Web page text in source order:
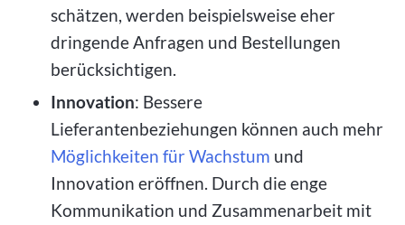
schätzen, werden beispielsweise eher
dringende Anfragen und Bestellungen
berücksichtigen.
Innovation: Bessere
Lieferantenbeziehungen können auch mehr
Möglichkeiten für Wachstum und
Innovation eröffnen. Durch die enge
Kommunikation und Zusammenarbeit mit